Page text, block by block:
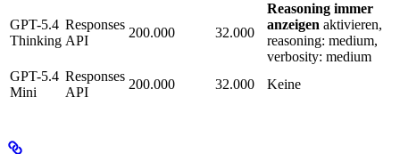
GPT-5.4
Thinking
Responses
API
200.000 32.000
Reasoning immer
anzeigen aktivieren,
reasoning: medium,
verbosity: medium
GPT-5.4
Mini
Responses
API
200.000 32.000 Keine